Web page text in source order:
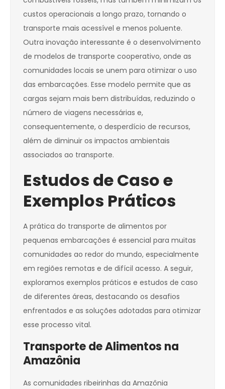
custos operacionais a longo prazo, tornando o
transporte mais acessível e menos poluente.
Outra inovação interessante é o desenvolvimento
de modelos de transporte cooperativo, onde as
comunidades locais se unem para otimizar o uso
das embarcações. Esse modelo permite que as
cargas sejam mais bem distribuídas, reduzindo o
número de viagens necessárias e,
consequentemente, o desperdício de recursos,
além de diminuir os impactos ambientais
associados ao transporte.
Estudos de Caso e
Exemplos Práticos
A prática do transporte de alimentos por
pequenas embarcações é essencial para muitas
comunidades ao redor do mundo, especialmente
em regiões remotas e de difícil acesso. A seguir,
exploramos exemplos práticos e estudos de caso
de diferentes áreas, destacando os desafios
enfrentados e as soluções adotadas para otimizar
esse processo vital.
Transporte de Alimentos na
Amazônia
As comunidades ribeirinhas da Amazônia